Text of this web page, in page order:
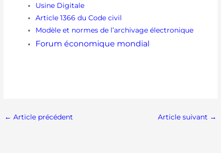
Usine Digitale
Article 1366 du Code civil
Modèle et normes de l’archivage électronique
Forum économique mondial
← Article précédent Article suivant →